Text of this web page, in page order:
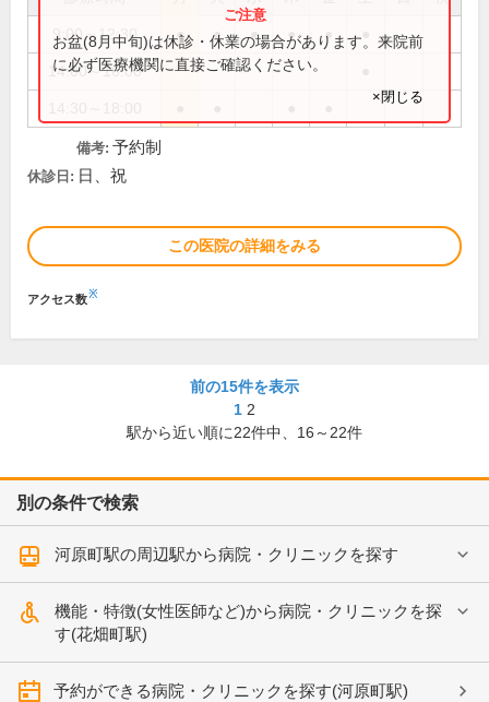
9:00～12:30 ● ● ● ● ●
14:00～16:00
お盆(8月中旬)は休診・休業の場合があります。来院前
に必ず医療機関に直接ご確認ください。
×閉じる
備考: 予約制
休診日: 日、祝
この医院の詳細をみる
アクセス数※
前の15件を表示
1 2
駅から近い順に22件中、 16～22件
別の条件で検索
河原町駅の周辺駅から病院・クリニックを探す
機能・特徴(女性医師など)から病院・クリニックを探
す(花畑町駅)
予約ができる病院・クリニックを探す(河原町駅)